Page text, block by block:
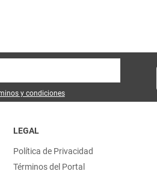
y condiciones
LEGAL
Política de Privacidad
Términos del Portal